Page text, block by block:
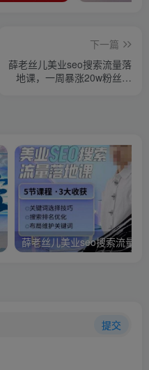
下一篇
薛老丝儿美业seo搜索流量落
地课，一周暴涨20w粉丝，
提交